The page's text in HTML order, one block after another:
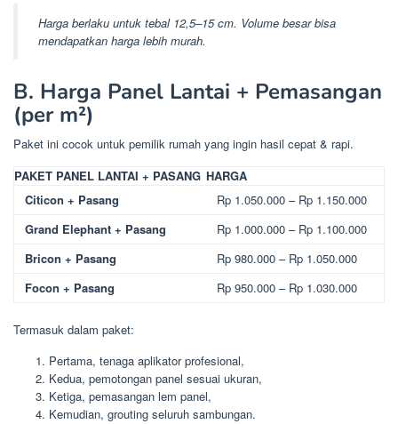
Harga berlaku untuk tebal 12,5–15 cm. Volume besar bisa
mendapatkan harga lebih murah.
B. Harga Panel Lantai + Pemasangan
(per m²)
Paket ini cocok untuk pemilik rumah yang ingin hasil cepat & rapi.
PAKET PANEL LANTAI + PASANG HARGA
Citicon + Pasang
Rp 1.050.000 – Rp 1.150.000
Grand Elephant + Pasang
Rp 1.000.000 – Rp 1.100.000
Bricon + Pasang
Rp 980.000 – Rp 1.050.000
Focon + Pasang
Rp 950.000 – Rp 1.030.000
Termasuk dalam paket:
Pertama, tenaga aplikator profesional,
Kedua, pemotongan panel sesuai ukuran,
Ketiga, pemasangan lem panel,
Kemudian, grouting seluruh sambungan.